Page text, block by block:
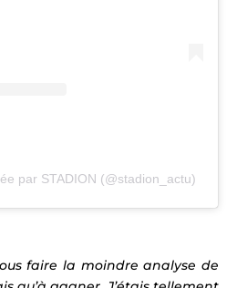
par STADION (@stadion_actu)
faire la moindre analyse de